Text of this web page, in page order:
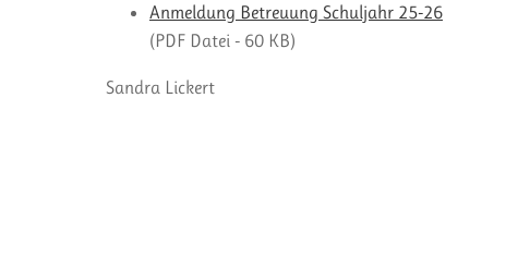
Anmeldung Betreuung Schuljahr 25-26
(PDF Datei - 60 KB)
Sandra Lickert